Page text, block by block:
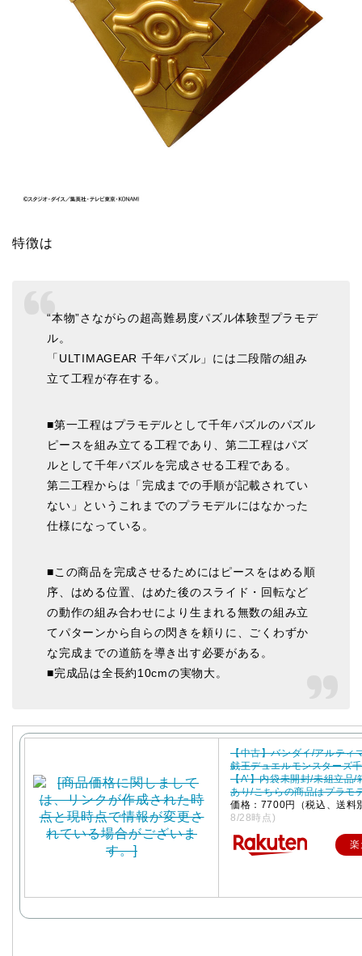
特徴は
“本物”さながらの超高難易度パズル体験型プラモデ
ル。
「ULTIMAGEAR 千年パズル」には二段階の組み
立て工程が存在する。
■第一工程はプラモデルとして千年パズルのパズル
ピースを組み立てる工程であり、第二工程はパズ
ルとして千年パズルを完成させる工程である。
第二工程からは「完成までの手順が記載されてい
ない」というこれまでのプラモデルにはなかった
仕様になっている。
■この商品を完成させるためにはピースをはめる順
序、はめる位置、はめた後のスライド・回転など
の動作の組み合わせにより生まれる無数の組み立
てパターンから自らの閃きを頼りに、ごくわずか
な完成までの道筋を導き出す必要がある。
■完成品は全長約10cmの実物大。
【中古】バンダイ/アルテ
戯王デュエルモンスターズ
【A’】内袋未開封/未組立品/
あり/こちらの商品はプラモ
価格：7700円（税込、送料
8/28時点)